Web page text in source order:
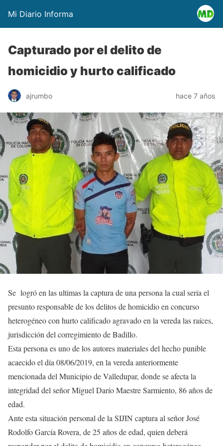
Mi Diario Informa
Capturado por el delito de
homicidio y hurto calificado
ajrumbo hace 7 años
Se logró en las ultimas la captura de una persona la cual sería el
presunto responsable de los delitos de homicidio en concurso
heterogéneo con hurto calificado agravado en la vereda las raíces,
jurisdicción del corregimiento de Badillo.
Esta persona es uno de los autores materiales del hecho punible
acaecido el día 08/06/2019, en la vereda anteriormente
mencionada del Municipio de Valledupar, donde se afecta la
integridad del señor Miguel Darío Maestre Sarmiento, 86 años de
edad.
Ante esta situación personal de la SIJIN captura al señor José
Rodolfo García Rovera, de 25 años de edad, quien deberá